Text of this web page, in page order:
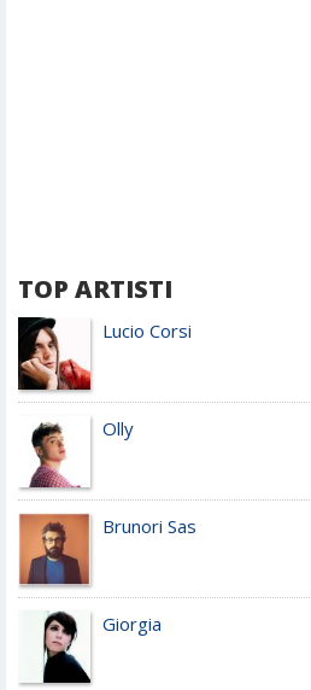
TOP ARTISTI
Lucio Corsi
Olly
Brunori Sas
Giorgia